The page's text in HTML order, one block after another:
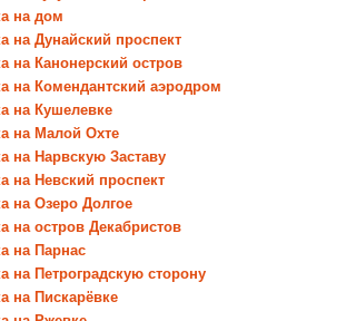
на дом
на Дунайский проспект
на Канонерский остров
на Комендантский аэродром
на Кушелевке
на Малой Охте
на Нарвскую Заставу
на Невский проспект
на Озеро Долгое
на остров Декабристов
на Парнас
на Петроградскую сторону
на Пискарёвке